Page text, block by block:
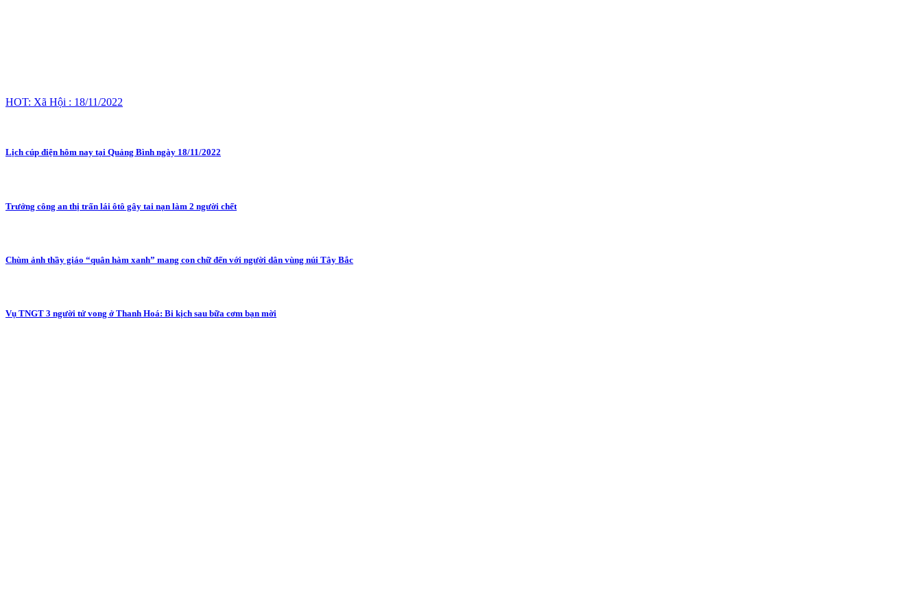
HOT: Xã Hội : 18/11/2022
Lịch cúp điện hôm nay tại Quảng Bình ngày 18/11/2022
Trưởng công an thị trấn lái ôtô gây tai nạn làm 2 người chết
Chùm ảnh thầy giáo “quân hàm xanh” mang con chữ đến với người dân vùng núi Tây Bắc
Vụ TNGT 3 người tử vong ở Thanh Hoá: Bi kịch sau bữa cơm bạn mời